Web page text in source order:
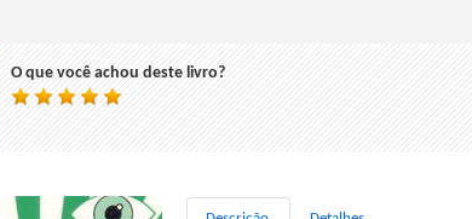
O que você achou deste livro?